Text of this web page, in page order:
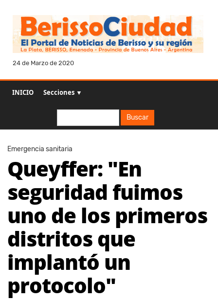
24 de Marzo de 2020
INICIO Secciones ▼
Buscar
Emergencia sanitaria
Queyffer: "En
seguridad fuimos
uno de los primeros
distritos que
implantó un
protocolo"